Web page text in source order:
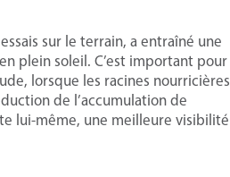
sur le terrain, a entraîné une
plein soleil. C’est important pour
lorsque les racines nourricières
de l’accumulation de
lui-même, une meilleure visibilité